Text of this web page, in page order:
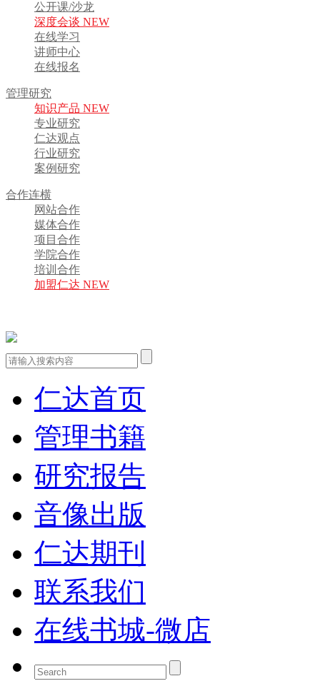
公开课/沙龙
深度会谈 NEW
在线学习
讲师中心
在线报名
管理研究
知识产品 NEW
专业研究
仁达观点
行业研究
案例研究
合作连横
网站合作
媒体合作
项目合作
学院合作
培训合作
加盟仁达 NEW
仁达首页
管理书籍
研究报告
音像出版
仁达期刊
联系我们
在线书城-微店